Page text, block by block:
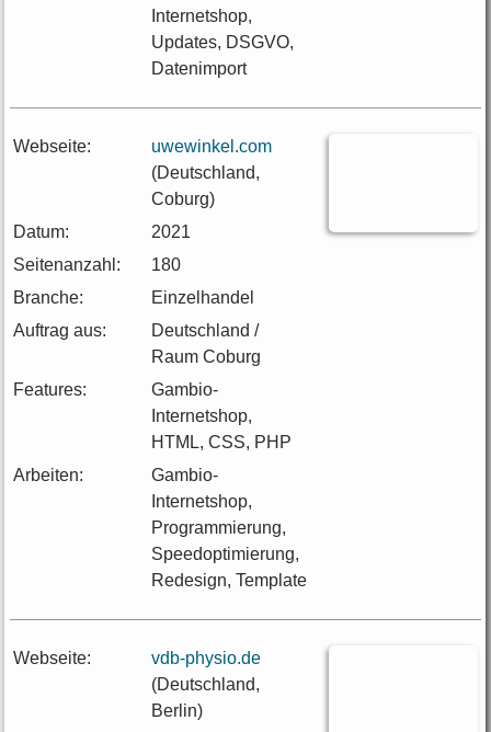
Internetshop,
Updates, DSGVO,
Datenimport
Webseite:
uwewinkel.com
(Deutschland,
Coburg)
Datum:
2021
Seitenanzahl:
180
Branche:
Einzelhandel
Auftrag aus:
Deutschland /
Raum Coburg
Features:
Gambio-
Internetshop,
HTML, CSS, PHP
Arbeiten:
Gambio-
Internetshop,
Programmierung,
Speedoptimierung,
Redesign, Template
Webseite:
vdb-physio.de
(Deutschland,
Berlin)